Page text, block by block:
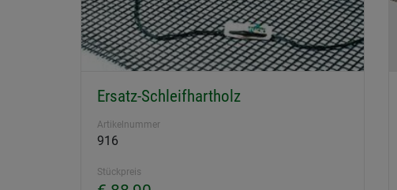
Ersatz-Schleifhartholz
Artikelnummer
916
Stückpreis